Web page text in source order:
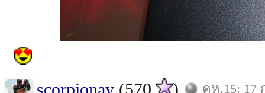
คห.15: 17